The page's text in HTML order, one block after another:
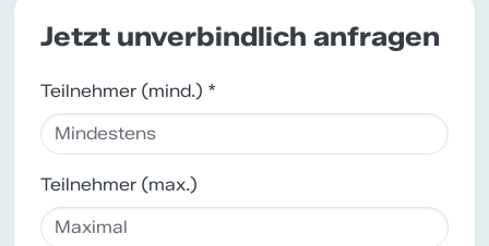
Jetzt unverbindlich anfragen
Teilnehmer (mind.) *
Teilnehmer (max.)